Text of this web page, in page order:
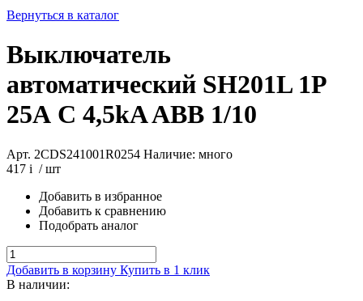
Вернуться в каталог
Выключатель
автоматический SH201L 1P
25А C 4,5kA ABB 1/10
Арт. 2CDS241001R0254 Наличие: много
417 i / шт
Добавить в избранное
Добавить к сравнению
Подобрать аналог
Добавить в корзину Купить в 1 клик
В наличии: